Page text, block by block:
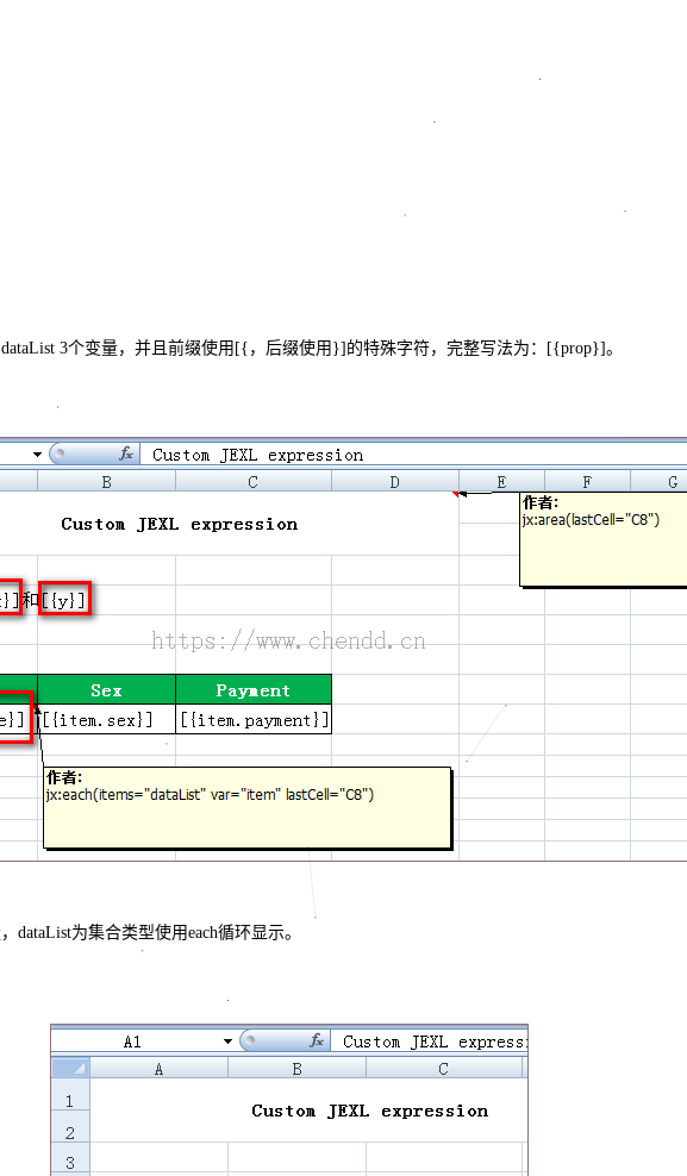
3个变量，并且前缀使用[{，后缀使用}]的特殊字符，完整写法为：[{prop}]。
dataList为集合类型使用each循环显示。